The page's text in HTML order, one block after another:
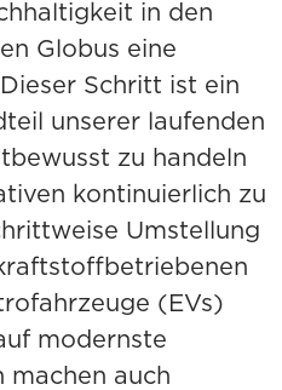
in den
Globus eine
Schritt ist ein
unserer laufenden
zu handeln
kontinuierlich zu
Umstellung
(EVs)
modernste
machen auch